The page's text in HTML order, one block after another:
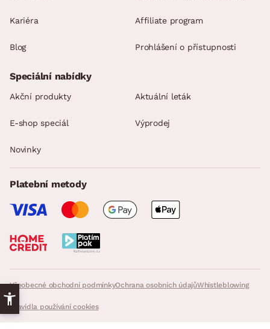
Kariéra
Blog
Affiliate program
Prohlášení o přístupnosti
Všeobecné obchodní podmínkyOchrana osobních údajůWhistleblowing
Pravidla používání cookies
Speciální nabídky
Akční produkty Aktuální leták
E-shop speciál Výprodej
Novinky
Platební metody